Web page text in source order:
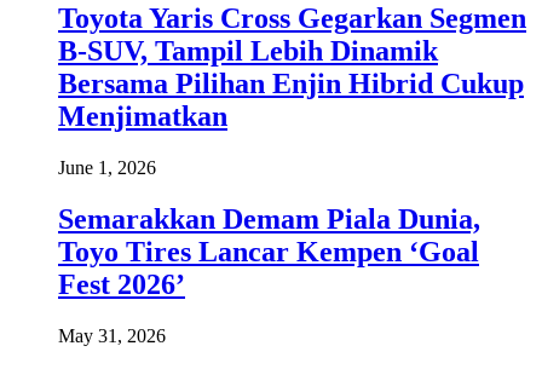
Toyota Yaris Cross Gegarkan Segmen
B-SUV, Tampil Lebih Dinamik
Bersama Pilihan Enjin Hibrid Cukup
Menjimatkan
June 1, 2026
Semarakkan Demam Piala Dunia,
Toyo Tires Lancar Kempen ‘Goal
Fest 2026’
May 31, 2026